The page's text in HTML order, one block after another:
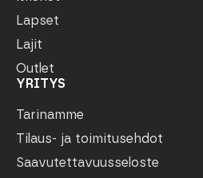
Lapset
Lajit
Outlet
YRITYS
Tarinamme
Tilaus- ja toimitusehdot
Saavutettavuusseloste